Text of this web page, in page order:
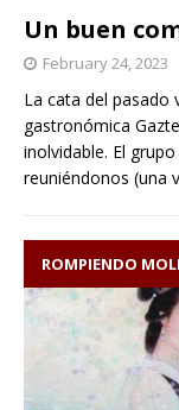
Un buen
February 24, 2023
La cata del pasado
gastronómica
inolvidable. El
reuniéndonos (una
ROMPIENDO